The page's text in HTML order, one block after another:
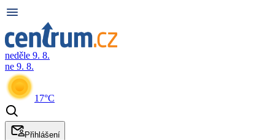
neděle 9. 8.
ne 9. 8.
17°C
Přihlášení